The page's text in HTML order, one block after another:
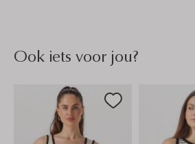
Ook iets voor jou?